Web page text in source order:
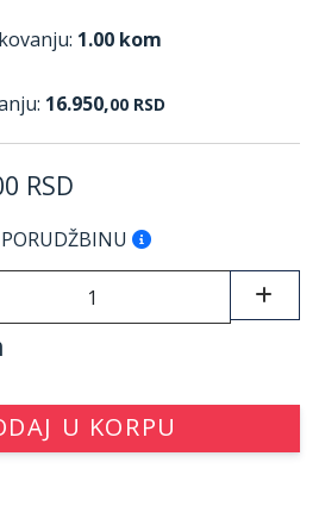
1.00 kom
16.950,00 RSD
RSD
U KORPU